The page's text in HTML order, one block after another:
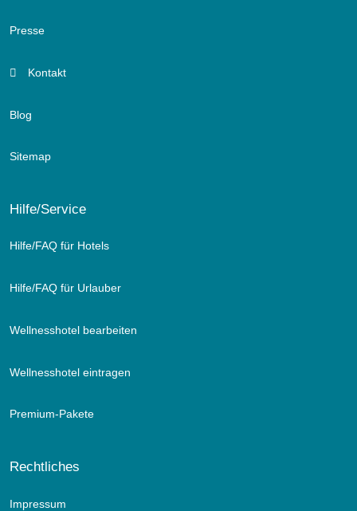
Presse
Kontakt
Blog
Sitemap
Hilfe/Service
Hilfe/FAQ für Hotels
Hilfe/FAQ für Urlauber
Wellnesshotel bearbeiten
Wellnesshotel eintragen
Premium-Pakete
Rechtliches
Impressum